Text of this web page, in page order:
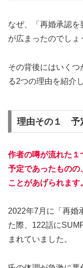
なぜ、「再婚承認
が広まったのでしょ
その背後にはいくつ
る2つの理由を紹介
理由その１ 予
作者の噂が流れた１
予定であったものの
ことがあげられます
2022年7月に「再婚
た際、122話に
まれていました。